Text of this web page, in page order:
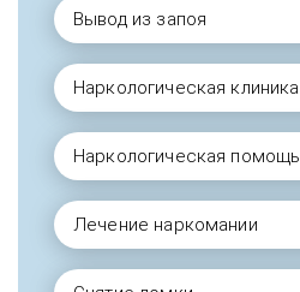
Вывод из запоя
Наркологическая клиника
Наркологическая помощь
Лечение наркомании